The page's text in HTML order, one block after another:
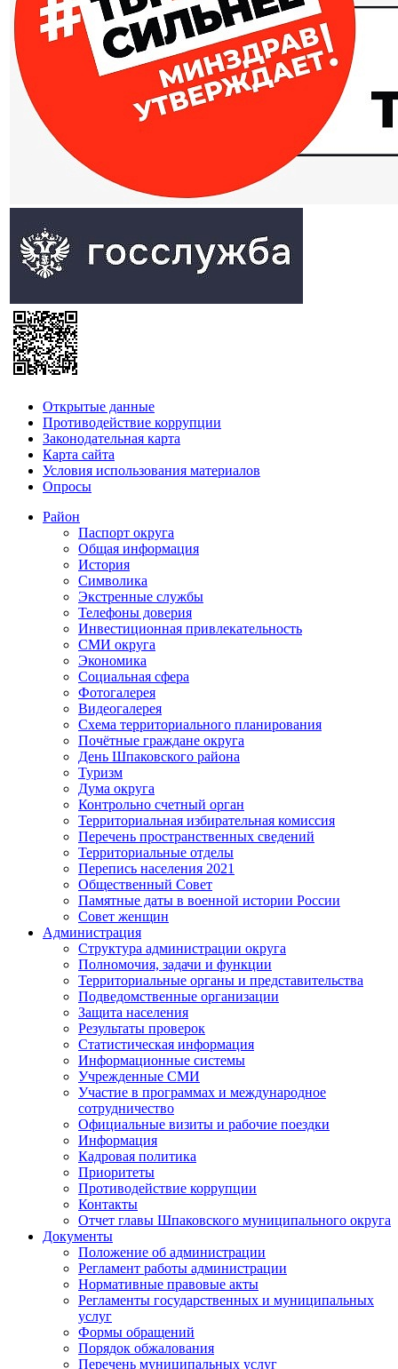
Открытые данные
Противодействие коррупции
Законодательная карта
Карта сайта
Условия использования материалов
Опросы
Район
Паспорт округа
Общая информация
История
Символика
Экстренные службы
Телефоны доверия
Инвестиционная привлекательность
СМИ округа
Экономика
Социальная сфера
Фотогалерея
Видеогалерея
Схема территориального планирования
Почётные граждане округа
День Шпаковского района
Туризм
Дума округа
Контрольно счетный орган
Территориальная избирательная комиссия
Перечень пространственных сведений
Территориальные отделы
Перепись населения 2021
Общественный Совет
Памятные даты в военной истории России
Совет женщин
Администрация
Структура администрации округа
Полномочия, задачи и функции
Территориальные органы и представительства
Подведомственные организации
Защита населения
Результаты проверок
Статистическая информация
Информационные системы
Учрежденные СМИ
Участие в программах и международное
сотрудничество
Официальные визиты и рабочие поездки
Информация
Кадровая политика
Приоритеты
Противодействие коррупции
Контакты
Отчет главы Шпаковского муниципального округа
Документы
Положение об администрации
Регламент работы администрации
Нормативные правовые акты
Регламенты государственных и муниципальных
услуг
Формы обращений
Порядок обжалования
Перечень муниципальных услуг